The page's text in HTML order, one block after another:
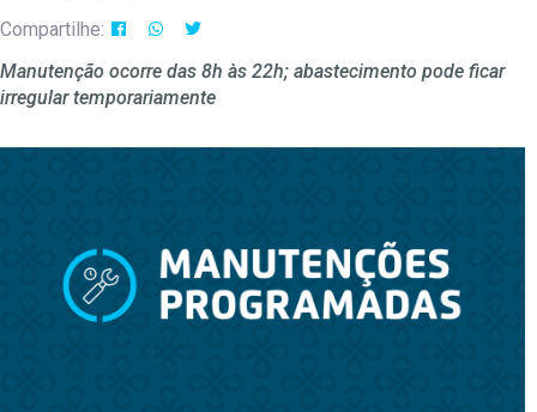
Compartilhe:
Manutenção ocorre das 8h às 22h; abastecimento pode ficar
irregular temporariamente